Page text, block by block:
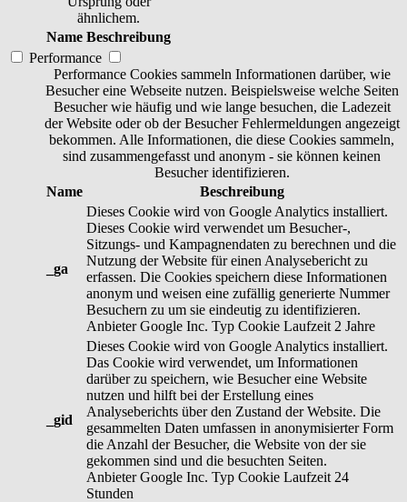
ähnlichem.
Name Beschreibung
Performance
Performance Cookies sammeln Informationen darüber, wie
Besucher eine Webseite nutzen. Beispielsweise welche Seiten
Besucher wie häufig und wie lange besuchen, die Ladezeit
der Website oder ob der Besucher Fehlermeldungen angezeigt
bekommen. Alle Informationen, die diese Cookies sammeln,
sind zusammengefasst und anonym - sie können keinen
Besucher identifizieren.
Name
Beschreibung
_ga
Dieses Cookie wird von Google Analytics installiert.
Dieses Cookie wird verwendet um Besucher-,
Sitzungs- und Kampagnendaten zu berechnen und die
Nutzung der Website für einen Analysebericht zu
erfassen. Die Cookies speichern diese Informationen
anonym und weisen eine zufällig generierte Nummer
Besuchern zu um sie eindeutig zu identifizieren.
Anbieter Google Inc. Typ Cookie Laufzeit 2 Jahre
_gid
Dieses Cookie wird von Google Analytics installiert.
Das Cookie wird verwendet, um Informationen
darüber zu speichern, wie Besucher eine Website
nutzen und hilft bei der Erstellung eines
Analyseberichts über den Zustand der Website. Die
gesammelten Daten umfassen in anonymisierter Form
die Anzahl der Besucher, die Website von der sie
gekommen sind und die besuchten Seiten.
Anbieter Google Inc. Typ Cookie Laufzeit 24
Stunden